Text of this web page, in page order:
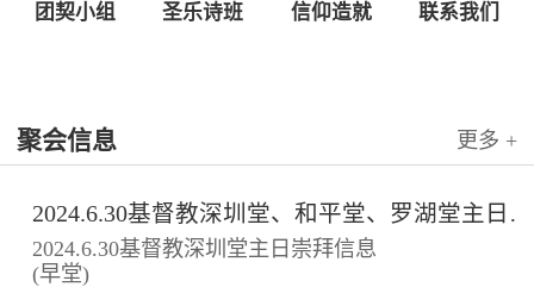
团契小组 圣乐诗班 信仰造就 联系我们
聚会信息 更多 +
2024.6.30基督教深圳堂、和平堂、罗湖堂主日崇拜信息
2024.6.30基督教深圳堂主日崇拜信息
(早堂)